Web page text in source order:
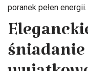
poranek pełen energii.